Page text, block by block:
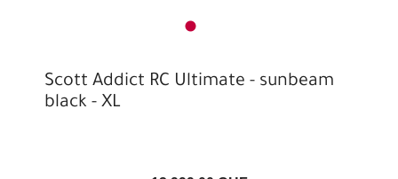
Scott Addict RC Ultimate - sunbeam
black - XL